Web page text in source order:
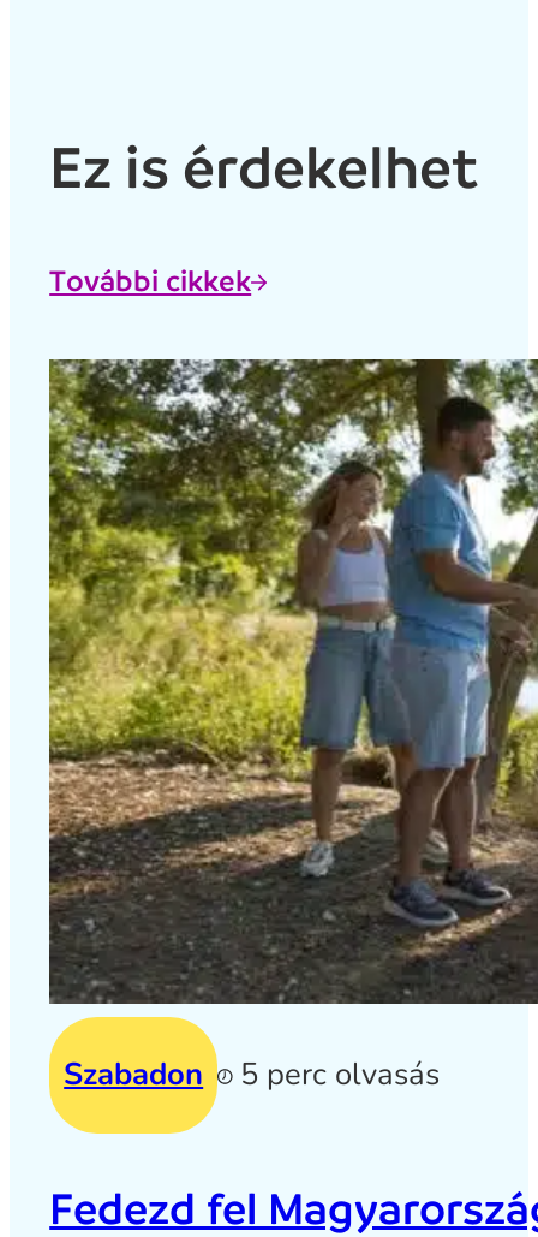
Ez is érdekelhet
További cikkek
Szabadon 5 perc olvasás
Fedezd fel